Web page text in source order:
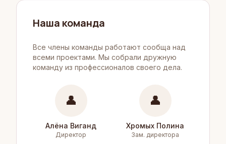
Наша команда
Все члены команды работают сообща над
всеми проектами. Мы собрали дружную
команду из профессионалов своего дела.
👤
Алёна Виганд
Директор
👤
Хромых Полина
Зам. директора